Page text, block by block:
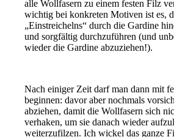
alle Wollfasern zu einem festen Filz
wichtig bei konkreten Motiven ist es,
„Einstreichelns“ durch die Gardine
und sorgfältig durchzuführen (und
wieder die Gardine abzuziehen!).
Nach einiger Zeit darf man dann mit
beginnen: davor aber nochmals
abziehen, damit die Wollfasern sich
verhaken, um sie danach wieder
weiterzufilzen. Ich wickel das ganze